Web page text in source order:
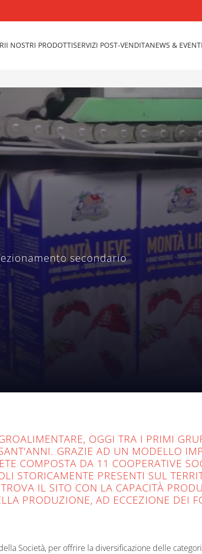
I NOSTRI PRODOTTISERVIZI POST-VENDITANEWS & EVENTI
secondario
OGGI TRA I PRIMI
GRAZIE AD UN MODELLO
COMPOSTA DA 11 COOPERATIVE
STORICAMENTE PRESENTI SUL
IL SITO CON LA CAPACITÀ
PRODUZIONE, AD ECCEZIONE DEI
Società, per offrire la diversificazione delle